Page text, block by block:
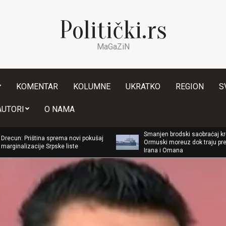
Politički.rs
MaGaZiN
KOMENTAR KOLUMNE UKRATKO REGION
O NAMA
sprema novi pokušaj
Srpske liste
Smanjen brodski saobraćaj kroz
Ormuski moreuz dok traju pregovori
Irana i Omana